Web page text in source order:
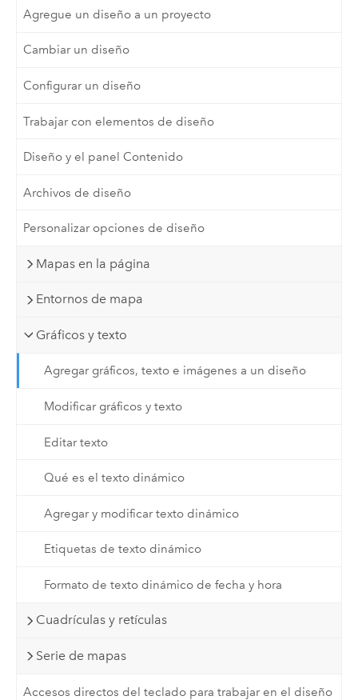
Agregue un diseño a un proyecto
Cambiar un diseño
Configurar un diseño
Trabajar con elementos de diseño
Diseño y el panel Contenido
Archivos de diseño
Personalizar opciones de diseño
Mapas en la página
Entornos de mapa
Gráficos y texto
Agregar gráficos, texto e imágenes a un diseño
Modificar gráficos y texto
Editar texto
Qué es el texto dinámico
Agregar y modificar texto dinámico
Etiquetas de texto dinámico
Formato de texto dinámico de fecha y hora
Cuadrículas y retículas
Serie de mapas
Accesos directos del teclado para trabajar en el diseño